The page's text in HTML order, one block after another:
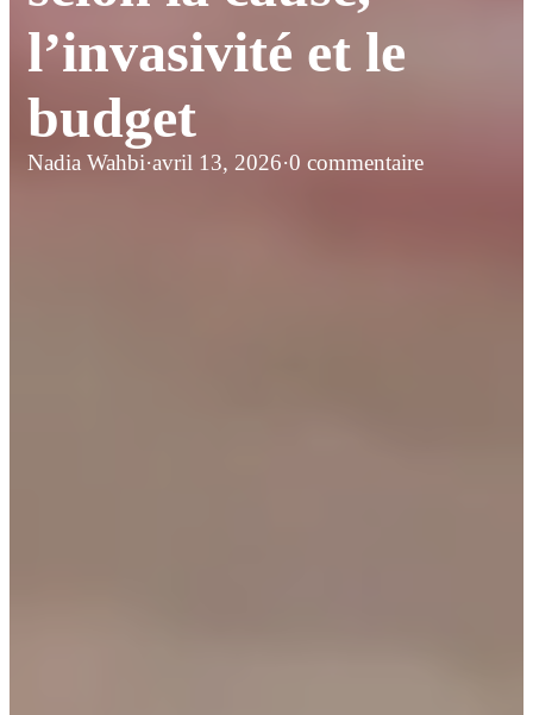
l’invasivité et le
budget
Nadia Wahbi·avril 13, 2026·0 commentaire